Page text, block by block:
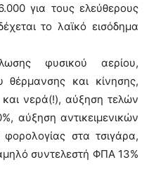
για τους ελεύθερους
το λαϊκό εισόδημα
φυσικού αερίου,
θέρμανσης και κίνησης,
νερά(!), αύξηση τελών
αύξηση αντικειμενικών
στα τσιγάρα,
συντελεστή ΦΠΑ 13%